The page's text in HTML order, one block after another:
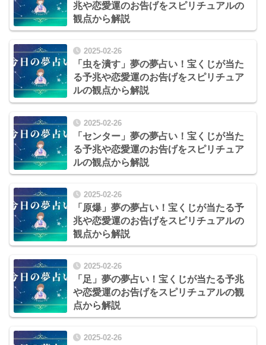
兆や恋愛運のお告げをスピリチュアルの
観点から解説
2025-02-26
「虫を潰す」夢の夢占い！宝くじが当た
る予兆や恋愛運のお告げをスピリチュア
ルの観点から解説
2025-02-26
「センター」夢の夢占い！宝くじが当た
る予兆や恋愛運のお告げをスピリチュア
ルの観点から解説
2025-02-26
「原爆」夢の夢占い！宝くじが当たる予
兆や恋愛運のお告げをスピリチュアルの
観点から解説
2025-02-26
「足」夢の夢占い！宝くじが当たる予兆
や恋愛運のお告げをスピリチュアルの観
点から解説
2025-02-26